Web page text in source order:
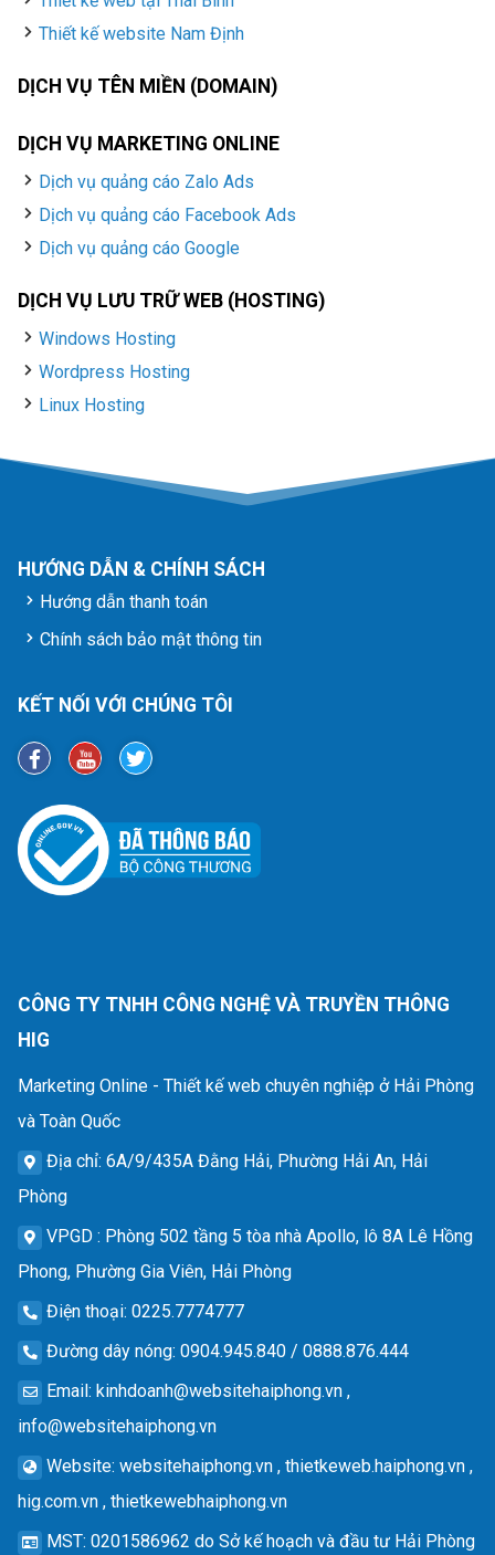
Thiết kế website Nam Định
DỊCH VỤ TÊN MIỀN (DOMAIN)
DỊCH VỤ MARKETING ONLINE
Dịch vụ quảng cáo Zalo Ads
Dịch vụ quảng cáo Facebook Ads
Dịch vụ quảng cáo Google
DỊCH VỤ LƯU TRỮ WEB (HOSTING)
Windows Hosting
Wordpress Hosting
Linux Hosting
HƯỚNG DẪN & CHÍNH SÁCH
Hướng dẫn thanh toán
Chính sách bảo mật thông tin
KẾT NỐI VỚI CHÚNG TÔI
CÔNG TY TNHH CÔNG NGHỆ VÀ TRUYỀN THÔNG
HIG
Marketing Online - Thiết kế web chuyên nghiệp ở Hải Phòng
và Toàn Quốc
Địa chỉ: 6A/9/435A Đằng Hải, Phường Hải An, Hải
Phòng
VPGD : Phòng 502 tầng 5 tòa nhà Apollo, lô 8A Lê Hồng
Phong, Phường Gia Viên, Hải Phòng
Điện thoại: 0225.7774777
Đường dây nóng: 0904.945.840 / 0888.876.444
Email: kinhdoanh@websitehaiphong.vn ,
info@websitehaiphong.vn
Website: websitehaiphong.vn , thietkeweb.haiphong.vn ,
hig.com.vn , thietkewebhaiphong.vn
MST: 0201586962 do Sở kế hoạch và đầu tư Hải Phòng